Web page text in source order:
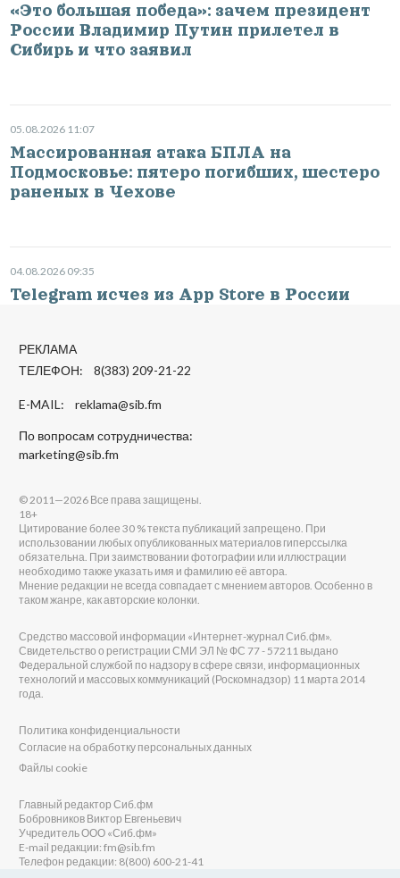
«Это большая победа»: зачем президент
России Владимир Путин прилетел в
Сибирь и что заявил
05.08.2026 11:07
Массированная атака БПЛА на
Подмосковье: пятеро погибших, шестеро
раненых в Чехове
04.08.2026 09:35
Telegram исчез из App Store в России
РЕКЛАМА
ТЕЛЕФОН: 8(383) 209-21-22
E-MAIL: reklama@sib.fm
По вопросам сотрудничества:
marketing@sib.fm
© 2011—2026 Все права защищены.
18+
Цитирование более 30 % текста публикаций запрещено. При
использовании любых опубликованных материалов гиперссылка
обязательна. При заимствовании фотографии или иллюстрации
необходимо также указать имя и фамилию её автора.
Мнение редакции не всегда совпадает с мнением авторов. Особенно в
таком жанре, как авторские колонки.
Средство массовой информации «Интернет-журнал Сиб.фм».
Свидетельство о регистрации СМИ ЭЛ № ФС 77 - 57211 выдано
Федеральной службой по надзору в сфере связи, информационных
технологий и массовых коммуникаций (Роскомнадзор) 11 марта 2014
года.
Политика конфиденциальности
Согласие на обработку персональных данных
Файлы cookie
Главный редактор Сиб.фм
Бобровников Виктор Евгеньевич
Учредитель ООО «Сиб.фм»
E-mail редакции: fm@sib.fm
Телефон редакции: 8(800) 600-21-41